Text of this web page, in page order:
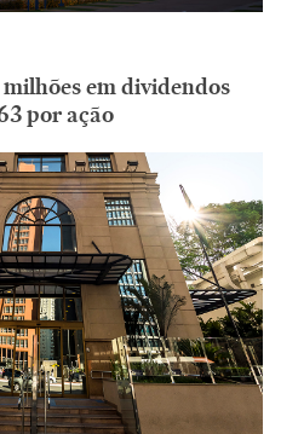
em dividendos
por ação